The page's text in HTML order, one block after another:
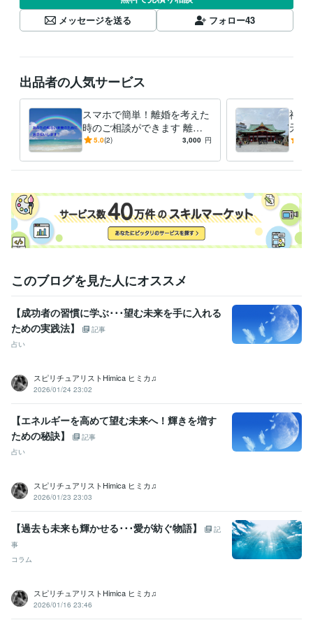
メッセージを送る
フォロー43
出品者の人気サービス
スマホで簡単！離婚を考えた
時のご相談ができます 離婚
裁判まで行った経験者が、丁
5.0(2) 3,000 円
神田
天神
業、
す。
このブログを見た人にオススメ
【成功者の習慣に学ぶ･･･望む未来を手に入れる
ための実践法】
記事
占い
スピリチュアリストHimica ヒミカ♫
2026/01/24 23:02
【エネルギーを高めて望む未来へ！輝きを増す
ための秘訣】
記事
占い
スピリチュアリストHimica ヒミカ♫
2026/01/23 23:03
【過去も未来も輝かせる･･･愛が紡ぐ物語】
記
事
コラム
スピリチュアリストHimica ヒミカ♫
2026/01/16 23:46